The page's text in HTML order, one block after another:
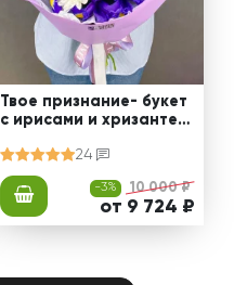
Твое признание- букет
с ирисами и хризантем
24
-3% 10 000 ₽
от 9 724 ₽